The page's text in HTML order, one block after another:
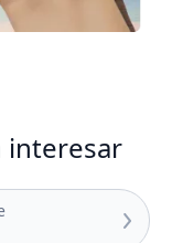
interesar